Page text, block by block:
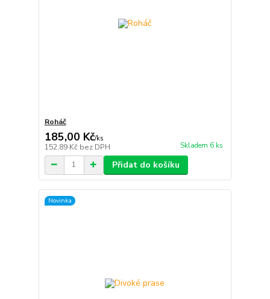
Roháč
185,00 Kč/ks
152,89 Kč bez DPH Skladem 6 ks
Přidat do košíku
Novinka